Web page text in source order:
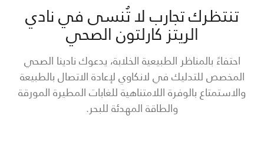
تنتظرك تجارب لا تُنسى في نادي
الريتز كارلتون الصحي
احتفاءً بالمناظر الطبيعية الخلابة، يدعوك نادينا الصحي
المخصص للتدليك في لانكاوي لإعادة الاتصال بالطبيعة
والاستمتاع بالوفرة اللامتناهية للغابات المطيرة المورقة
والطاقة المهدئة للبحر.